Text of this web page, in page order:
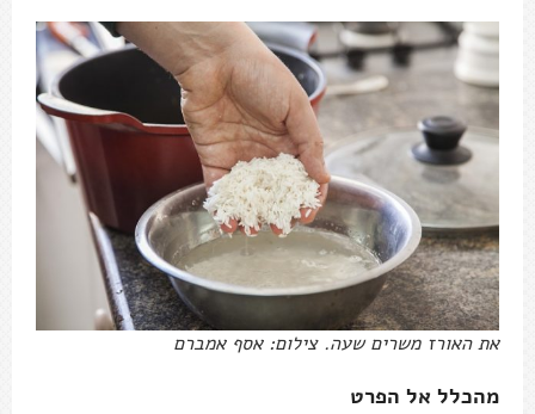
את האורז משרים שעה. צילום: אסף אמברם
מהכלל אל הפרט